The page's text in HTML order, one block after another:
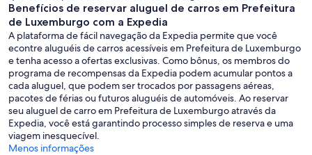
Benefícios de reservar aluguel de carros em Prefeitura
de Luxemburgo com a Expedia
A plataforma de fácil navegação da Expedia permite que você
econtre aluguéis de carros acessíveis em Prefeitura de Luxemburgo
e tenha acesso a ofertas exclusivas. Como bônus, os membros do
programa de recompensas da Expedia podem acumular pontos a
cada aluguel, que podem ser trocados por passagens aéreas,
pacotes de férias ou futuros aluguéis de automóveis. Ao reservar
seu aluguel de carro em Prefeitura de Luxemburgo através da
Expedia, você está garantindo processo simples de reserva e uma
viagem inesquecível.
Menos informações